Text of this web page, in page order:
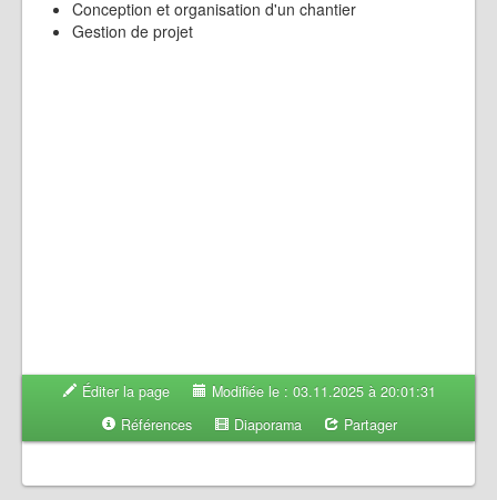
Conception et organisation d'un chantier
Gestion de projet
Éditer la page
Modifiée le : 03.11.2025 à 20:01:31
Références
Diaporama Partager